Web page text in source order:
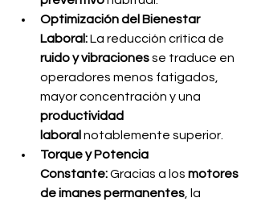
Optimización del Bienestar
Laboral: La reducción crítica de
ruido y vibraciones se traduce en
operadores menos fatigados,
mayor concentración y una
productividad
laboral notablemente superior.
Torque y Potencia
Constante: Gracias a los motores
de imanes permanentes , la